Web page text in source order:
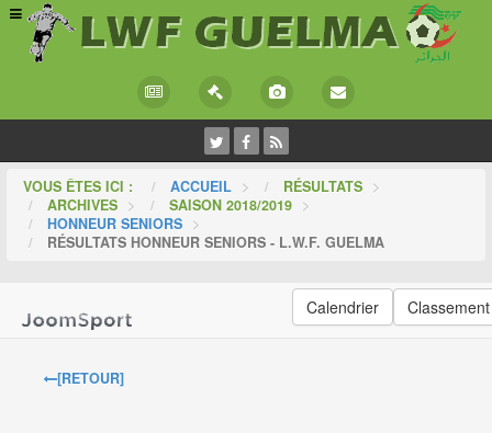
VOUS ÊTES ICI : ACCUEIL > RÉSULTATS >
ARCHIVES > SAISON 2018/2019 >
HONNEUR SENIORS >
RÉSULTATS HONNEUR SENIORS - L.W.F. GUELMA
Calendrier Classement
[RETOUR]